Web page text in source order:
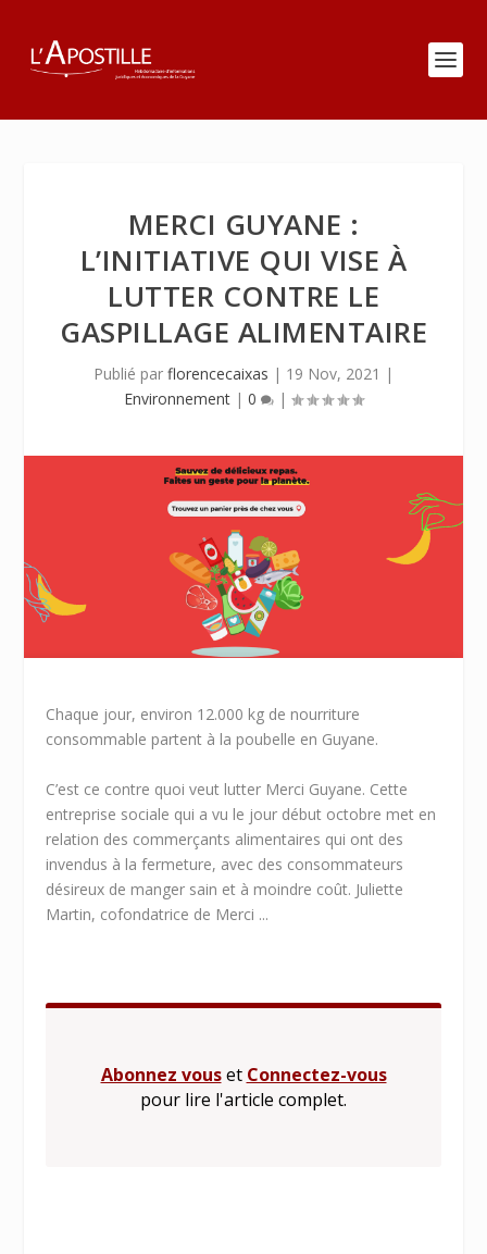
MERCI GUYANE :
L’INITIATIVE QUI VISE À
LUTTER CONTRE LE
GASPILLAGE ALIMENTAIRE
Publié par florencecaixas | 19 Nov, 2021 |
Environnement | 0 |
Chaque jour, environ 12.000 kg de nourriture
consommable partent à la poubelle en Guyane.
C’est ce contre quoi veut lutter Merci Guyane. Cette
entreprise sociale qui a vu le jour début octobre met en
relation des commerçants alimentaires qui ont des
invendus à la fermeture, avec des consommateurs
désireux de manger sain et à moindre coût. Juliette
Martin, cofondatrice de Merci ...
Abonnez vouset Connectez-vous
pour lire l'article complet.